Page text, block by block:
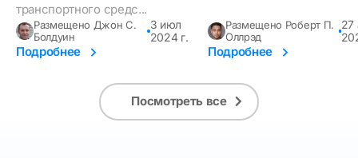
транспортного средс...
Размещено Джон С.
Болдуин
3 июл
2024 г.
Подробнее
Размещено Роберт П.
Оллрэд
27
Подробнее
Посмотреть все